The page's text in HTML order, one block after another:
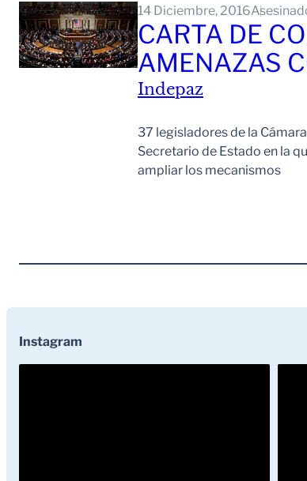
14 Diciembre, 2016
CARTA DE
AMENAZAS
Indepaz
37 legisladores de la
Secretario de Estado en la
ampliar los mecanismos
Instagram